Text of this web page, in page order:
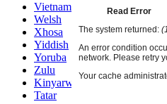
Vietnamese
Welsh
Xhosa
Yiddish
Yoruba
Zulu
Kinyarwanda
Tatar